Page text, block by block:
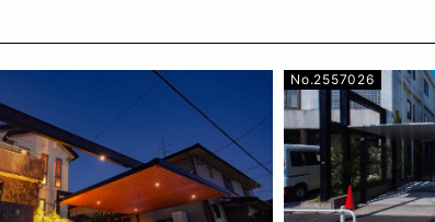
No.2557026